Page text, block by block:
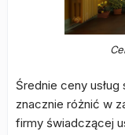
Średnie ceny
znacznie różnić w
firmy świadczącej